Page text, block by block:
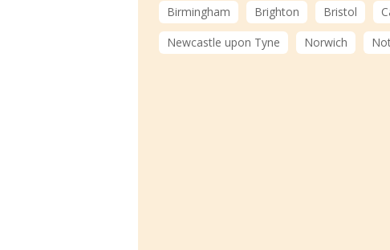
Birmingham Brighton Bristol
Newcastle upon Tyne
Norwich